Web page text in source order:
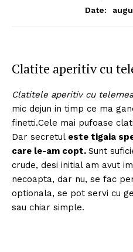
Date:
Clatite aperitiv cu
Clatitele aperitiv cu
mic dejun in timp ce ma
finetti.Cele mai pufoase
Dar secretul este tigaia
care le-am copt. Sunt
crude, desi initial am avut
necoapta, dar nu, se fac
optionala, se pot servi cu
sau chiar simple.